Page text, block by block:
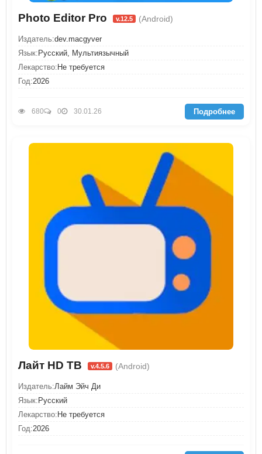
Photo Editor Pro v.12.5 (Android)
Издатель:dev.macgyver
Язык: Русский, Мультиязычный
Лекарство: Не требуется
Год:2026
680 0 30.01.26 Подробнее
Лайт HD ТВ v.4.5.6 (Android)
Издатель:Лайм Эйч Ди
Язык: Русский
Лекарство: Не требуется
Год:2026